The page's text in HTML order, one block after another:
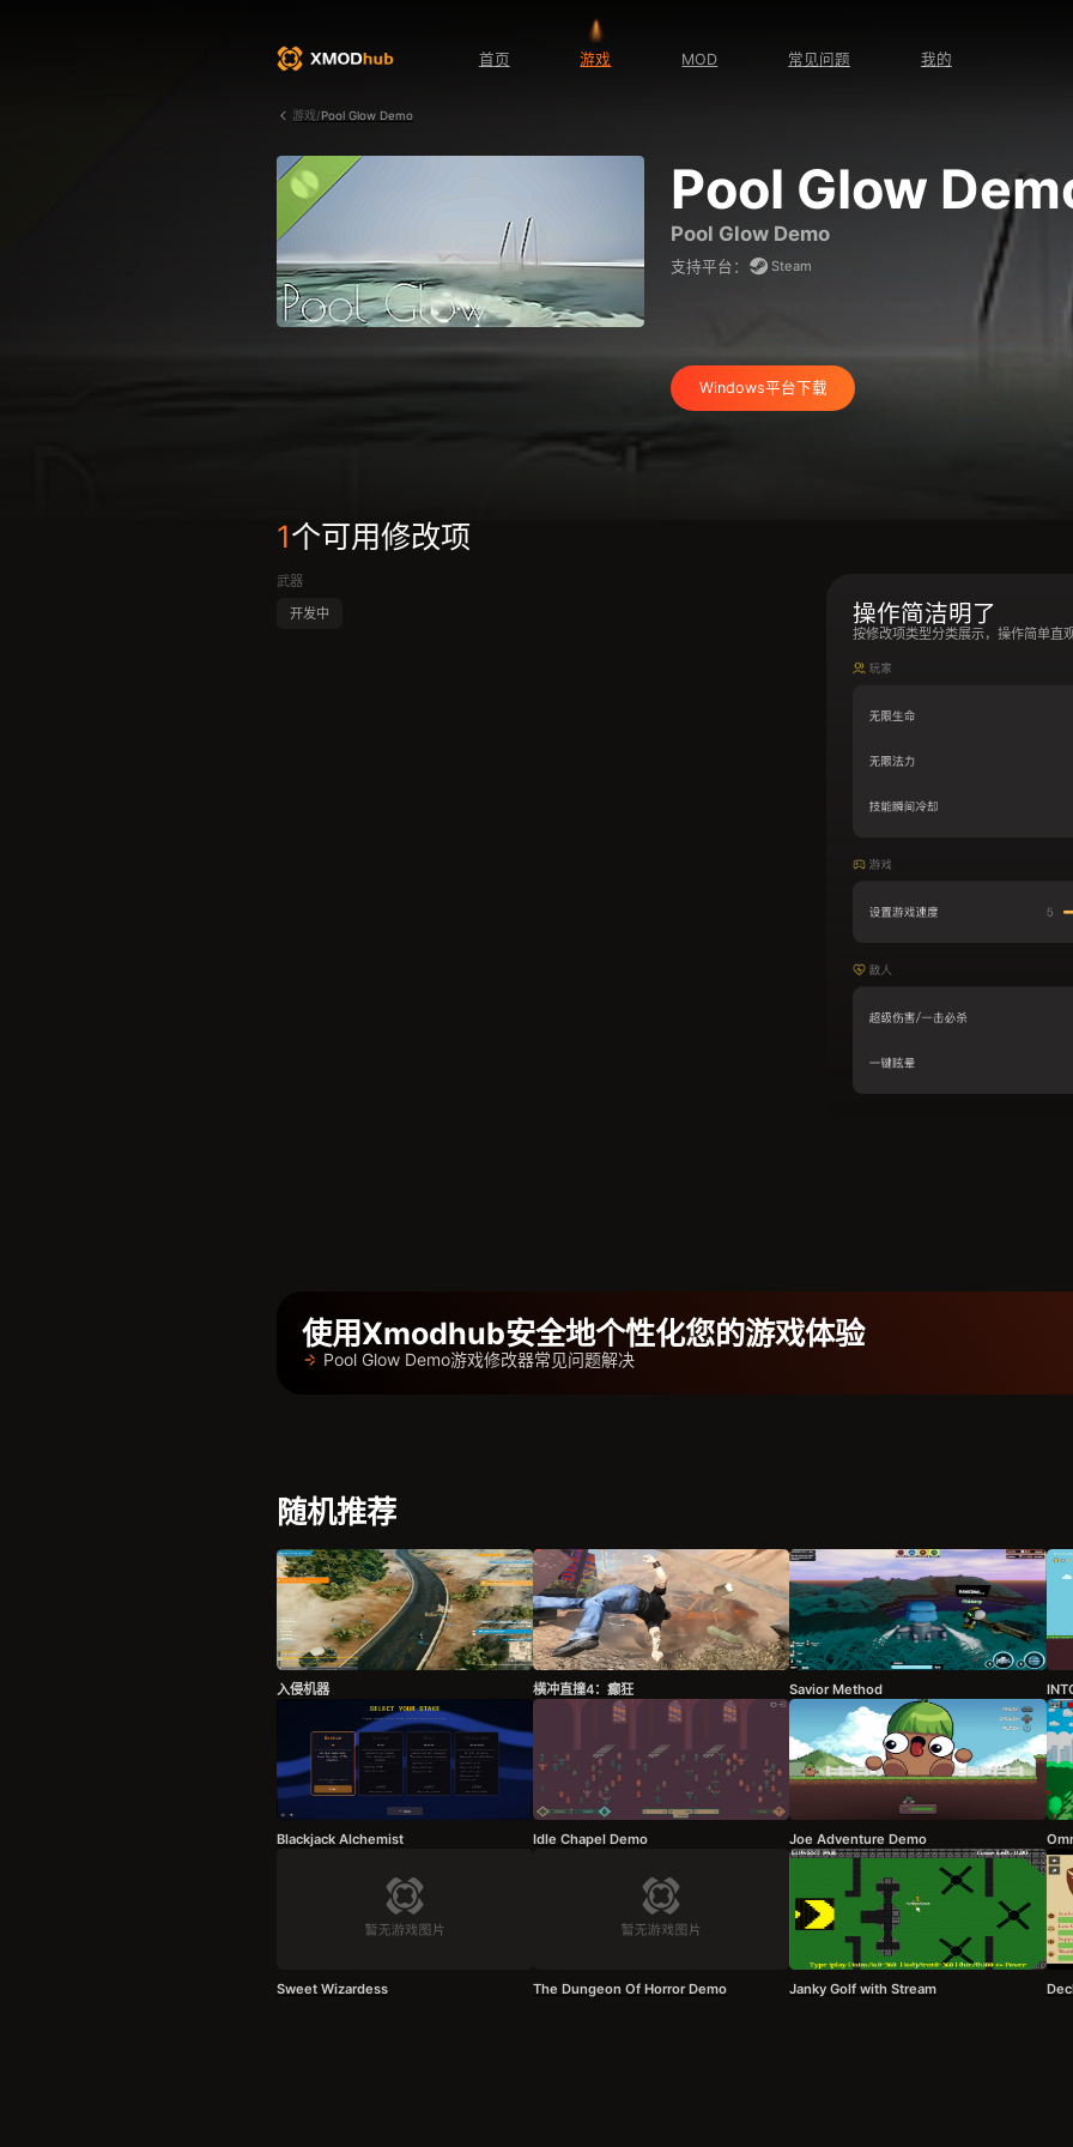
首页 游戏 MOD 常见问题 我的
游戏/Pool Glow Demo
Pool Glow
Pool Glow Demo
支持平台： Steam
Windows平台下载
1个可用修改项
武器
开发中
操作简洁明了
按修改项类型分类展示，操作简单直
使用Xmodhub安全地个性化您的游戏体验
Pool Glow Demo游戏修改器常见问题解决
随机推荐
入侵机器 横冲直撞4：癫狂 Savior Method
Blackjack Alchemist Idle Chapel Demo Joe Adventure Demo
Sweet Wizardess The Dungeon Of Horror Demo Janky Golf with Stream